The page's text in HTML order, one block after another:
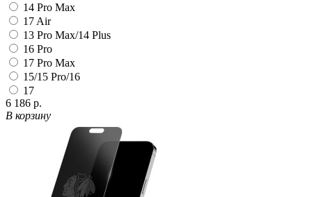
14 Pro Max
17 Air
13 Pro Max/14 Plus
16 Pro
17 Pro Max
15/15 Pro/16
17
6 186 р.
В корзину